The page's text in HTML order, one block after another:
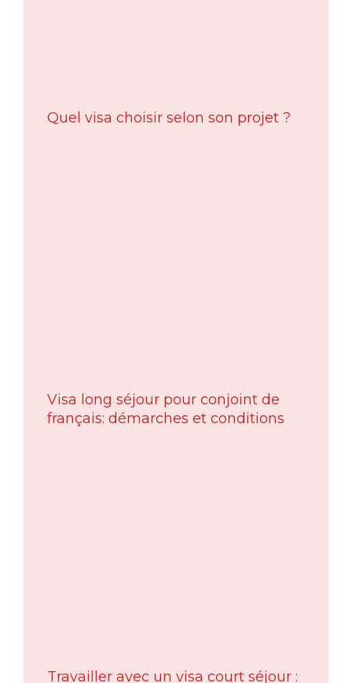
Quel visa choisir selon son projet ?
Visa long séjour pour conjoint de
français: démarches et conditions
Travailler avec un visa court séjour :